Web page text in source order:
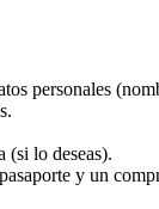
personales
(si lo deseas).
y un